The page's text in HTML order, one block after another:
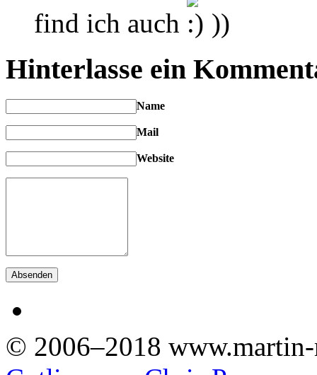
find ich auch
))
Hinterlasse ein
Name
Mail
Website
© 2006–2018